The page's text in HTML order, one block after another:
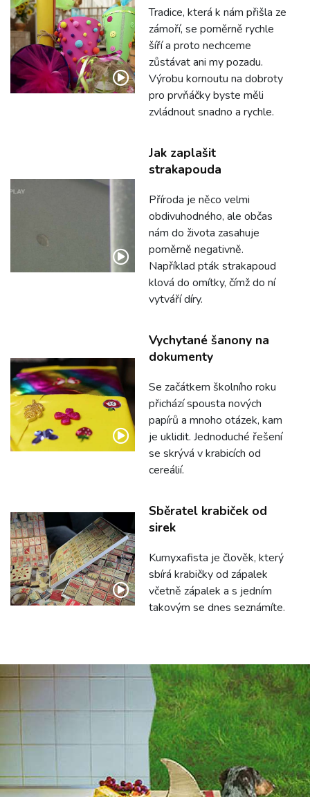
Tradice, která k nám přišla ze
zámoří, se poměrně rychle
šíří a proto nechceme
zůstávat ani my pozadu.
Výrobu kornoutu na dobroty
pro prvňáčky byste měli
zvládnout snadno a rychle.
Jak zaplašit
strakapouda
Příroda je něco velmi
obdivuhodného, ale občas
nám do života zasahuje
poměrně negativně.
Například pták strakapoud
klová do omítky, čímž do ní
vytváří díry.
Vychytané šanony na
dokumenty
Se začátkem školního roku
přichází spousta nových
papírů a mnoho otázek, kam
je uklidit. Jednoduché řešení
se skrývá v krabicích od
cereálií.
Sběratel krabiček od
sirek
Kumyxafista je člověk, který
sbírá krabičky od zápalek
včetně zápalek a s jedním
takovým se dnes seznámíte.